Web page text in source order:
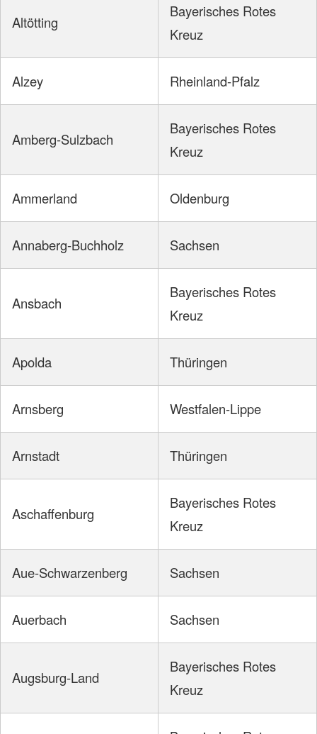
Altötting
Bayerisches Rotes
Kreuz
Alzey Rheinland-Pfalz
Amberg-Sulzbach
Bayerisches Rotes
Kreuz
Ammerland Oldenburg
Annaberg-Buchholz Sachsen
Ansbach
Bayerisches Rotes
Kreuz
Apolda Thüringen
Arnsberg Westfalen-Lippe
Arnstadt Thüringen
Aschaffenburg
Bayerisches Rotes
Kreuz
Aue-Schwarzenberg Sachsen
Auerbach Sachsen
Augsburg-Land
Bayerisches Rotes
Kreuz